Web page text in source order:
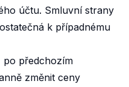
účtu. Smluvní strany
k případnému
po předchozím
změnit ceny